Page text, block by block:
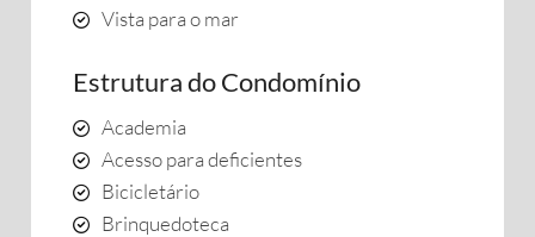
Vista para o mar
Estrutura do Condomínio
Academia
Acesso para deficientes
Bicicletário
Brinquedoteca